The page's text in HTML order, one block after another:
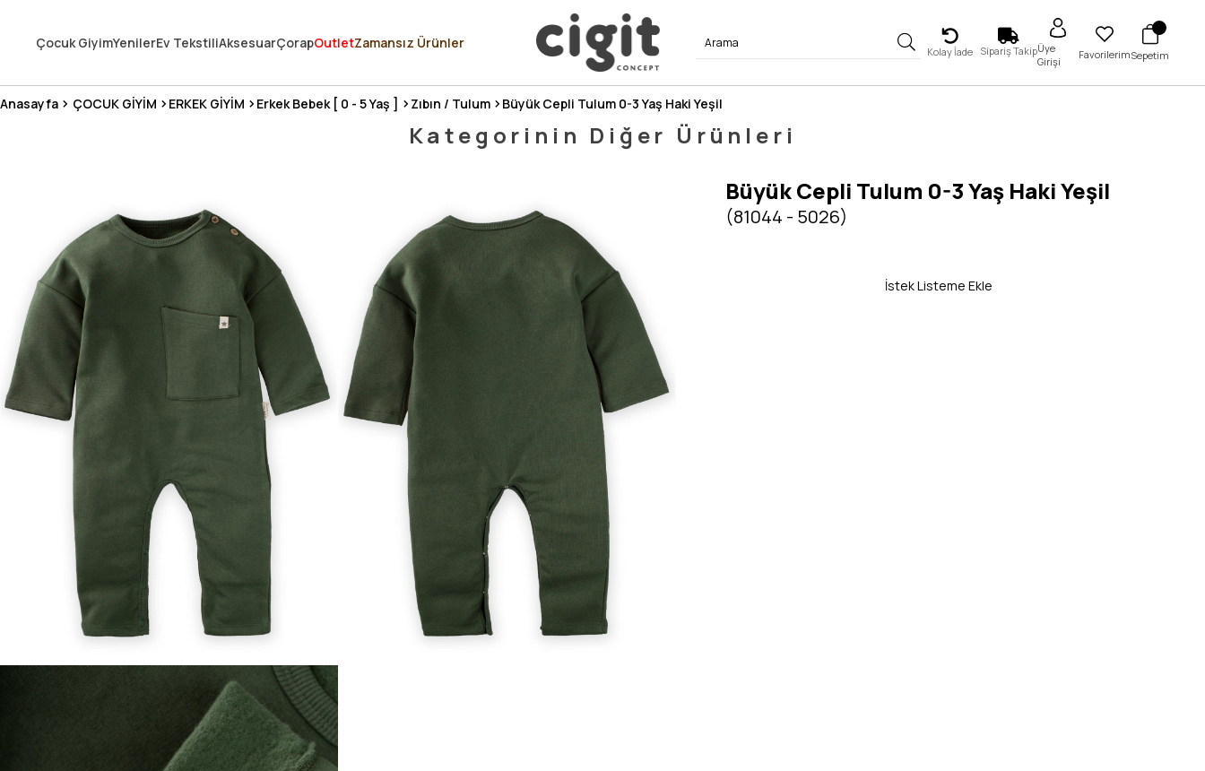
3 MİLYONDAN FAZLA MUTLU MÜŞTERİ ❤️ 10 MİLYON ÜRÜN
Çocuk GiyimYenilerEv TekstiliAksesuarÇorapOutletZamansız Ürünler
Kolay İade Sipariş TakipÜye
Girişi
FavorilerimSepetim
Anasayfa ÇOCUK GİYİM ERKEK GİYİM Erkek Bebek [ 0 - 5 Yaş ] Zıbın / Tulum Büyük Cepli Tulum 0-3 Yaş Haki Yeşil
Kategorinin Diğer Ürünleri
Büyük Cepli Tulum 0-3 Yaş Haki Yeşil
(81044 - 5026)
İstek Listeme Ekle